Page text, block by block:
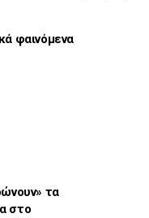
φαινόμενα
τα
στο